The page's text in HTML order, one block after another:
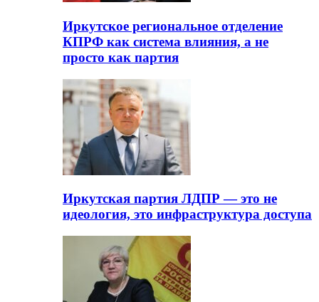
Иркутское региональное отделение
КПРФ как система влияния, а не
просто как партия
Иркутская партия ЛДПР — это не
идеология, это инфраструктура доступа